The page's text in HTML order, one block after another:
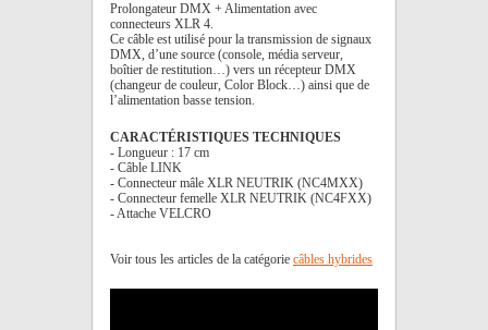
Prolongateur DMX + Alimentation avec
connecteurs XLR 4.
Ce câble est utilisé pour la transmission de signaux
DMX, d’une source (console, média serveur,
boîtier de restitution…) vers un récepteur DMX
(changeur de couleur, Color Block…) ainsi que de
l’alimentation basse tension.
CARACTÉRISTIQUES TECHNIQUES
- Longueur : 17 cm
- Câble LINK
- Connecteur mâle XLR NEUTRIK (NC4MXX)
- Connecteur femelle XLR NEUTRIK (NC4FXX)
- Attache VELCRO
Voir tous les articles de la catégorie câbles hybrides